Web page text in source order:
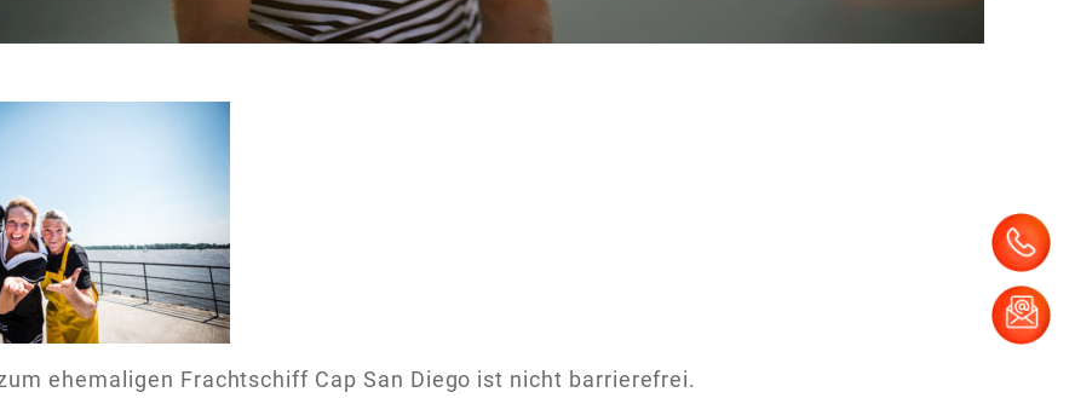
ehemaligen Frachtschiff Cap San Diego ist nicht barrierefrei.